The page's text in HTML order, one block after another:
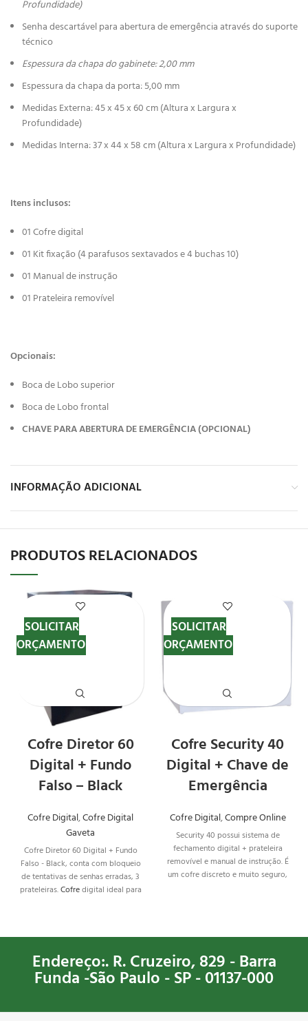
Profundidade)
Senha descartável para abertura de emergência através do suporte
técnico
Espessura da chapa do gabinete: 2,00 mm
Espessura da chapa da porta: 5,00 mm
Medidas Externa: 45 x 45 x 60 cm (Altura x Largura x
Profundidade)
Medidas Interna: 37 x 44 x 58 cm (Altura x Largura x Profundidade)
Itens inclusos:
01 Cofre digital
01 Kit fixação (4 parafusos sextavados e 4 buchas 10)
01 Manual de instrução
01 Prateleira removível
Opcionais:
Boca de Lobo superior
Boca de Lobo frontal
CHAVE PARA ABERTURA DE EMERGÊNCIA (OPCIONAL)
INFORMAÇÃO ADICIONAL
PRODUTOS RELACIONADOS
Cofre Diretor 60
Digital + Fundo
Falso – Black
Cofre Digital,Cofre Digital
Gaveta
Cofre Diretor 60 Digital + Fundo
Falso - Black, conta com bloqueio
de tentativas de senhas erradas, 3
prateleiras.Cofredigital ideal para
guardar objetos de valor
sentimental. Pode ser instalado em
residências, empresas e comércios
SOLICITAR
ORÇAMENTO
Cofre Security 40
Digital + Chave de
Emergência
Cofre Digital,Compre Online
Security 40 possui sistema de
fechamento digital + prateleira
removível e manual de instrução. É
um cofre discreto e muito seguro,
SOLICITAR
ORÇAMENTO
Endereço:. R. Cruzeiro, 829 - Barra
Funda -São Paulo - SP - 01137-000